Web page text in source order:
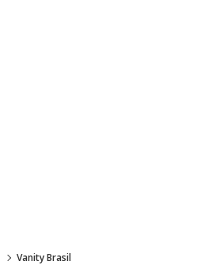
Vanity Brasil